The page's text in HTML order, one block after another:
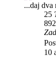
...daj dva
25
10